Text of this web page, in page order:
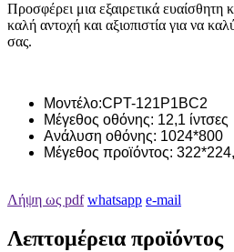
Προσφέρει μια εξαιρετικά ευαίσθητη
καλή αντοχή και αξιοπιστία για να
σας.
Μοντέλο:CPT-121P1BC2
Μέγεθος οθόνης: 12,1 ίντσες
Ανάλυση οθόνης: 1024*800
Μέγεθος προϊόντος:
Λήψη ως pdf whatsapp e-mail
Λεπτομέρεια προϊόντος